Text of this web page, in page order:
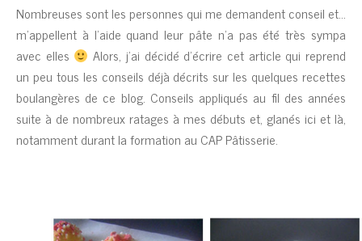
Nombreuses sont les personnes qui me demandent conseil et…
m’appellent à l’aide quand leur pâte n’a pas été très sympa
avec elles
Alors, j’ai décidé d’écrire cet article qui reprend
un peu tous les conseils déjà décrits sur les quelques recettes
boulangères de ce blog. Conseils appliqués au fil des années
suite à de nombreux ratages à mes débuts et, glanés ici et là,
notamment durant la formation au CAP Pâtisserie.